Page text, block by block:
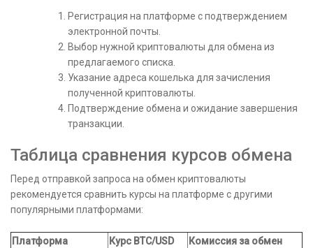
Регистрация на платформе с подтверждением
электронной почты.
Выбор нужной криптовалюты для обмена из
предлагаемого списка.
Указание адреса кошелька для зачисления
полученной криптовалюты.
Подтверждение обмена и ожидание завершения
транзакции.
Таблица сравнения курсов обмена
Перед отправкой запроса на обмен криптовалюты
рекомендуется сравнить курсы на платформе с другими
популярными платформами:
Платформа Курс BTC/USD
Комиссия за обмен